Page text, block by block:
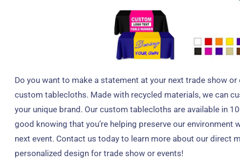
Do you want to make a statement at your next trade show or
custom tablecloths. Made with recycled materials, we can
your unique brand . Our custom tablecloths are available in
good knowing that you’re helping preserve our environment
next event. Contact us today to learn more about our direct
personalized design for trade show or events!